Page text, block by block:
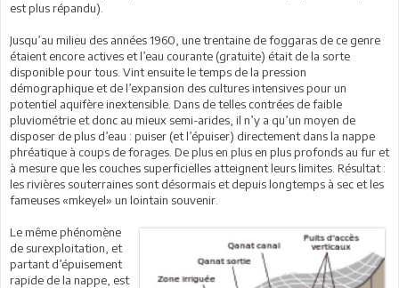
est plus répandu).
Jusqu’au milieu des années 1960, une trentaine de foggaras de ce genre
étaient encore actives et l’eau courante (gratuite) était de la sorte
disponible pour tous. Vint ensuite le temps de la pression
démographique et de l’expansion des cultures intensives pour un
potentiel aquifère inextensible. Dans de telles contrées de faible
pluviométrie et donc au mieux semi-arides, il n’y a qu’un moyen de
disposer de plus d’eau : puiser (et l’épuiser) directement dans la nappe
phréatique à coups de forages. De plus en plus en plus profonds au fur et
à mesure que les couches superficielles atteignent leurs limites. Résultat :
les rivières souterraines sont désormais et depuis longtemps à sec et les
fameuses «mkeyel» un lointain souvenir.
Le même phénomène
de surexploitation, et
partant d’épuisement
rapide de la nappe, est